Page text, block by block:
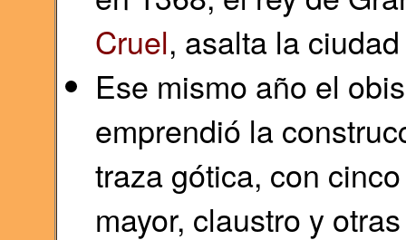
Cruel, asalta la
Ese mismo año el
emprendió la
traza gótica, con
mayor, claustro y